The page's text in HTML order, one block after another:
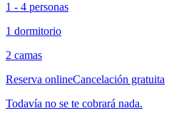
1 - 4 personas
1 dormitorio
2 camas
Reserva onlineCancelación gratuita
Todavía no se te cobrará nada.